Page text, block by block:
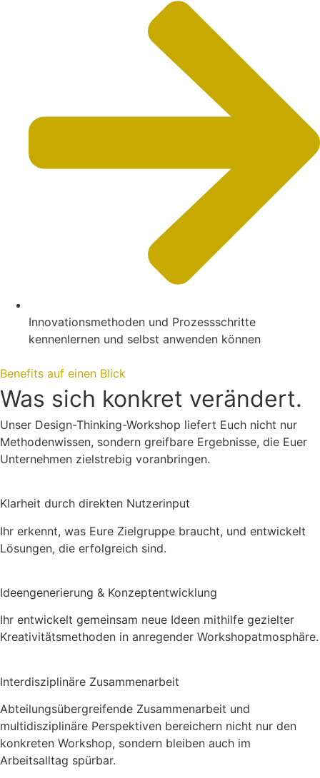
Innovationsmethoden und Prozessschritte
kennenlernen und selbst anwenden können
Benefits auf einen Blick
Was sich konkret verändert.
Unser Design-Thinking-Workshop liefert Euch nicht nur
Methodenwissen, sondern greifbare Ergebnisse, die Euer
Unternehmen zielstrebig voranbringen.
Klarheit durch direkten Nutzerinput
Ihr erkennt, was Eure Zielgruppe braucht, und entwickelt
Lösungen, die erfolgreich sind.
Ideengenerierung & Konzeptentwicklung
Ihr entwickelt gemeinsam neue Ideen mithilfe gezielter
Kreativitätsmethoden in anregender Workshopatmosphäre.
Interdisziplinäre Zusammenarbeit
Abteilungsübergreifende Zusammenarbeit und
multidisziplinäre Perspektiven bereichern nicht nur den
konkreten Workshop, sondern bleiben auch im
Arbeitsalltag spürbar.